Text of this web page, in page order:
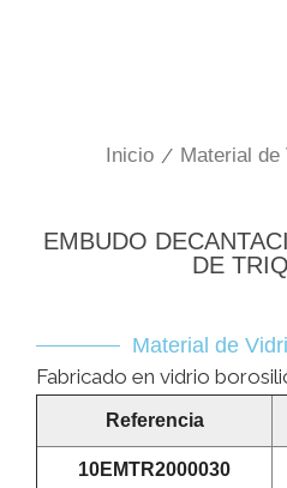
Inicio / Material de
EMBUDO
DE
Material de
Fabricado en vidrio
Referencia
10EMTR2000030